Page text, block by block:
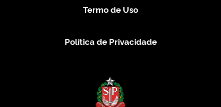
Termo de Uso
Política de Privacidade